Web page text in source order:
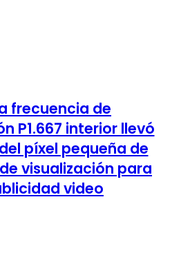
frecuencia de
P1.667 interior llevó
píxel pequeña de
visualización para
video